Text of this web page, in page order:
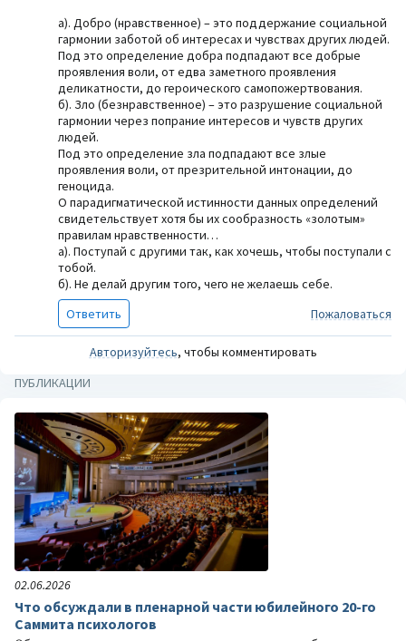
а). Добро (нравственное) – это поддержание социальной
гармонии заботой об интересах и чувствах других людей.
Под это определение добра подпадают все добрые
проявления воли, от едва заметного проявления
деликатности, до героического самопожертвования.
б). Зло (безнравственное) – это разрушение социальной
гармонии через попрание интересов и чувств других
людей.
Под это определение зла подпадают все злые
проявления воли, от презрительной интонации, до
геноцида.
О парадигматической истинности данных определений
свидетельствует хотя бы их сообразность «золотым»
правилам нравственности…
а). Поступай с другими так, как хочешь, чтобы поступали с
тобой.
б). Не делай другим того, чего не желаешь себе.
Ответить
Пожаловаться
Авторизуйтесь, чтобы комментировать
ПУБЛИКАЦИИ
02.06.2026
Что обсуждали в пленарной части юбилейного 20-го
Саммита психологов